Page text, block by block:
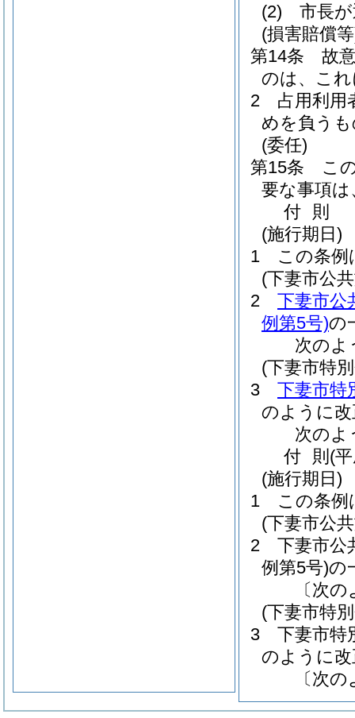
(2)
市長
(損害賠償
第14条
故
のは、こ
2
占用利用
めを負う
(委任)
第15条
こ
要な事項
付 則
(施行期日)
1
この条例
(下妻市公
2
下妻市公
例第5号)の
次のよ
(下妻市特
3
下妻市特
のように
次のよ
付 則 (
(施行期日)
1
この条例
(下妻市公
2
下妻市公
例第5号)の
〔次
(下妻市特
3
下妻市特
のように
〔次